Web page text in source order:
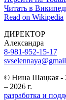
Читать в
Read on Wikipedia
ДИРЕКТОР
Александра
8-981-952-15-17
© Нина Шацкая -
– 2026 г.
разработка и